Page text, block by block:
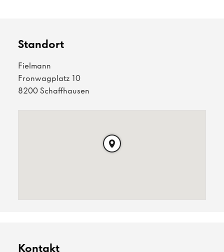
Standort
Fielmann
Fronwagplatz 10
8200 Schaffhausen
Kontakt